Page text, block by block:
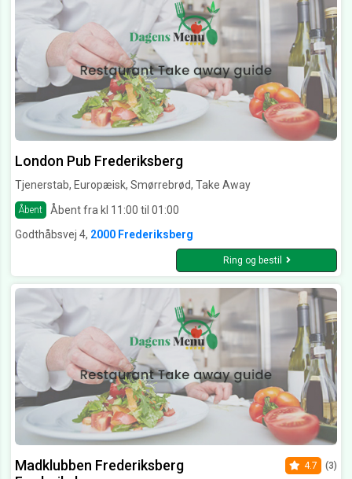
London Pub Frederiksberg
Tjenerstab, Europæisk, Smørrebrød, Take Away
Åbent
Åbent fra kl 11:00 til 01:00
Godthåbsvej 4, 2000 Frederiksberg
Ring og bestil
Madklubben Frederiksberg
4.7 (3)